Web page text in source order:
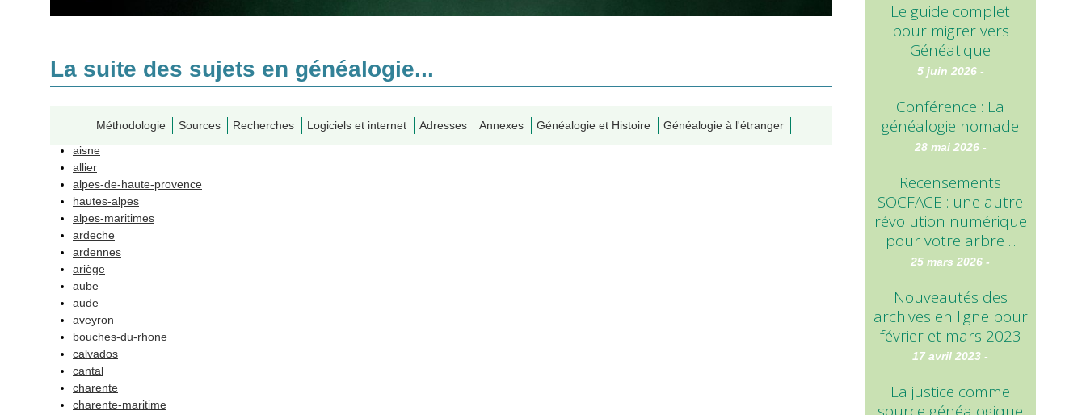
La suite des sujets en généalogie...
Méthodologie Sources Recherches Logiciels et internet Adresses Annexes Généalogie et Histoire Généalogie à l'étranger
aisne
allier
alpes-de-haute-provence
hautes-alpes
alpes-maritimes
ardeche
ardennes
ariège
aube
aude
aveyron
bouches-du-rhone
calvados
cantal
charente
charente-maritime
Le guide complet
pour migrer vers
Généatique
5 juin 2026 -
Conférence : La
généalogie nomade
28 mai 2026 -
Recensements
SOCFACE : une autre
révolution numérique
pour votre arbre ...
25 mars 2026 -
Nouveautés des
archives en ligne pour
février et mars 2023
17 avril 2023 -
La justice comme